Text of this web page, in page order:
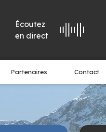
Écoutez
en direct
Partenaires Contact